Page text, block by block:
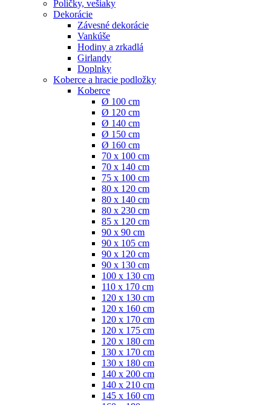
Poličky, vešiaky
Dekorácie
Závesné dekorácie
Vankúše
Hodiny a zrkadlá
Girlandy
Doplnky
Koberce a hracie podložky
Koberce
Ø 100 cm
Ø 120 cm
Ø 140 cm
Ø 150 cm
Ø 160 cm
70 x 100 cm
70 x 140 cm
75 x 100 cm
80 x 120 cm
80 x 140 cm
80 x 230 cm
85 x 120 cm
90 x 90 cm
90 x 105 cm
90 x 120 cm
90 x 130 cm
100 x 130 cm
110 x 170 cm
120 x 130 cm
120 x 160 cm
120 x 170 cm
120 x 175 cm
120 x 180 cm
130 x 170 cm
130 x 180 cm
140 x 200 cm
140 x 210 cm
145 x 160 cm